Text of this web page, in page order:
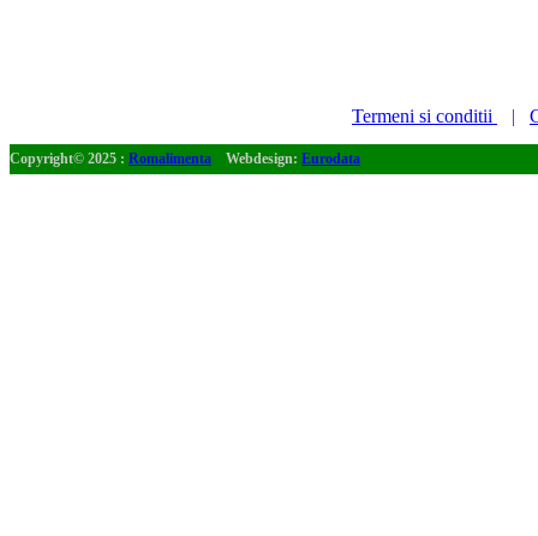
Termeni si conditii |
Copyright© 2025 : Romalimenta Webdesign: Eurodata